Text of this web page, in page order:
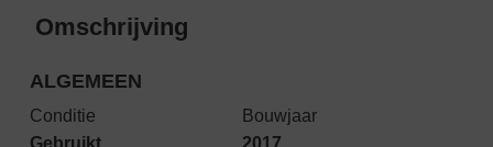
Omschrijving
ALGEMEEN
Conditie
Gebruikt
Bouwjaar
2017